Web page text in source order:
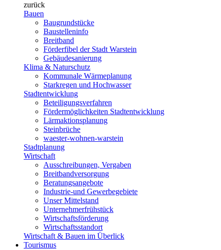
zurück
Bauen
Baugrundstücke
Baustelleninfo
Breitband
Förderfibel der Stadt Warstein
Gebäudesanierung
Klima & Naturschutz
Kommunale Wärmeplanung
Starkregen und Hochwasser
Stadtentwicklung
Beteiligungsverfahren
Fördermöglichkeiten Stadtentwicklung
Lärmaktionsplanung
Steinbrüche
waester-wohnen-warstein
Stadtplanung
Wirtschaft
Ausschreibungen, Vergaben
Breitbandversorgung
Beratungsangebote
Industrie-und Gewerbegebiete
Unser Mittelstand
Unternehmerfrühstück
Wirtschaftsförderung
Wirtschaftsstandort
Wirtschaft & Bauen im Überlick
Tourismus